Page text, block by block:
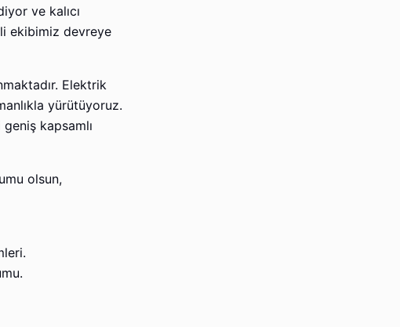
ve kalıcı
ekibimiz devreye
Elektrik
yürütüyoruz.
kapsamlı
olsun,